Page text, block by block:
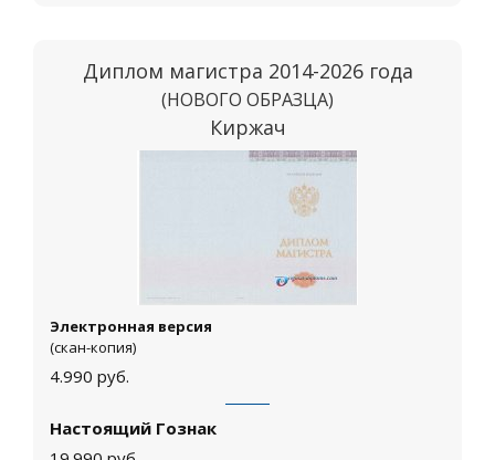
Диплом магистра 2014-2026 года
(НОВОГО ОБРАЗЦА)
Киржач
Электронная версия
(скан-копия)
4.990 руб.
Настоящий Гознак